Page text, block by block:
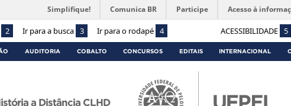
2 Ir para a busca 3 Ir para o rodapé 4 ACESSIBILIDADE 5
Simplifique! Comunica BR Participe Acesso à
AUDITORIA COBALTO CONCURSOS EDITAIS INTERNACIONAL
a Distância CLHD